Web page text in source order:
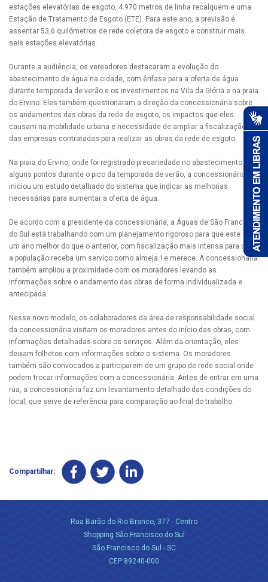
estações elevatórias de esgoto, 4.970 metros de linha recalquem e uma
Estação de Tratamento de Esgoto (ETE). Para este ano, a previsão é
assentar 53,6 quilômetros de rede coletora de esgoto e construir mais
seis estações elevatórias.
Durante a audiência, os vereadores destacaram a evolução do
abastecimento de água na cidade, com ênfase para a oferta de água
durante temporada de verão e os investimentos na Vila da Glória e na praia
do Ervino. Eles também questionaram a direção da concessionária sobre
os andamentos das obras da rede de esgoto, os impactos que eles
causam na mobilidade urbana e necessidade de ampliar a fiscalização
das empresas contratadas para realizar as obras da rede de esgoto.
Na praia do Ervino, onde foi registrado precariedade no abastecimento em
alguns pontos durante o pico da temporada de verão, a concessionária já
iniciou um estudo detalhado do sistema que indicar as melhorias
necessárias para aumentar a oferta de água.
De acordo com a presidente da concessionária, a Águas de São Francisco
do Sul está trabalhando com um planejamento rigoroso para que este seja
um ano melhor do que o anterior, com fiscalização mais intensa para que
a população receba um serviço como almeja 1e merece. A concessionária
também ampliou a proximidade com os moradores levando as
informações sobre o andamento das obras de forma individualizada e
antecipada.
Nesse novo modelo, os colaboradores da área de responsabilidade social
da concessionária visitam os moradores antes do início das obras, com
informações detalhadas sobre os serviços. Além da orientação, eles
deixam folhetos com informações sobre o sistema. Os moradores
também são convocados a participarem de um grupo de rede social onde
podem trocar informações com a concessionária. Antes de entrar em uma
rua, a concessionária faz um levantamento detalhado das condições do
local, que serve de referência para comparação ao final do trabalho.
Compartilhar:
Rua Barão do Rio Branco, 377 - Centro
Shopping São Francisco do Sul
São Francisco do Sul - SC
CEP 89240-000